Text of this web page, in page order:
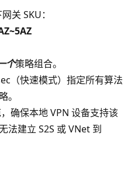
关 SKU：
个策略组合。
（快速模式）指定所有算法
。
确保本地 VPN 设备支持该
法建立 S2S 或 VNet 到